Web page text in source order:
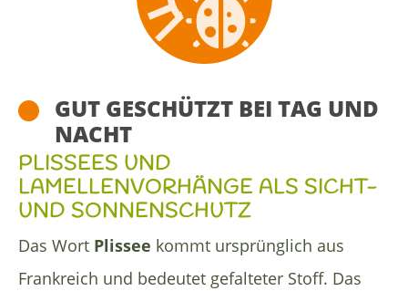
GUT GESCHÜTZT BEI TAG UND
NACHT
PLISSEES UND
LAMELLENVORHÄNGE ALS SICHT-
UND SONNENSCHUTZ
Das Wort Plissee kommt ursprünglich aus
Frankreich und bedeutet gefalteter Stoff. Das